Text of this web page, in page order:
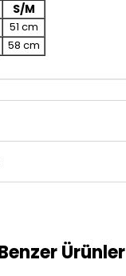
S/M
51 cm
58 cm
Ürünler